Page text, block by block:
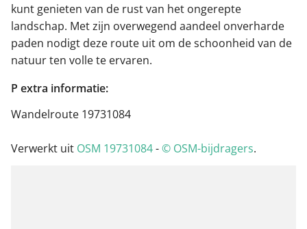
kunt genieten van de rust van het ongerepte
landschap. Met zijn overwegend aandeel onverharde
paden nodigt deze route uit om de schoonheid van de
natuur ten volle te ervaren.
P extra informatie:
Wandelroute 19731084
Verwerkt uit OSM 19731084-© OSM-bijdragers.